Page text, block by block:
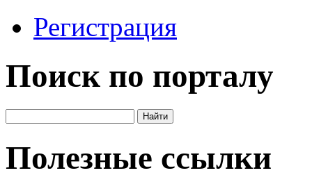
Регистрация
Поиск по порталу
Полезные ссылки